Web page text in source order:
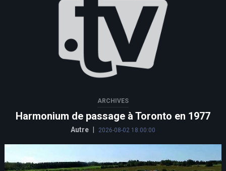
ARCHIVES
Harmonium de passage à Toronto en 1977
Autre 2026-08-02 18:00:00